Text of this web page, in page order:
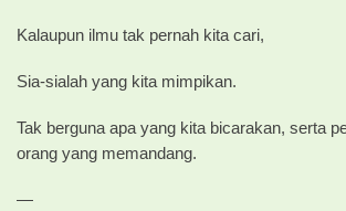
Kalaupun ilmu tak pernah kita cari,
Sia-sialah yang kita mimpikan.
Tak berguna apa yang kita bicarakan, serta
orang yang memandang.
—